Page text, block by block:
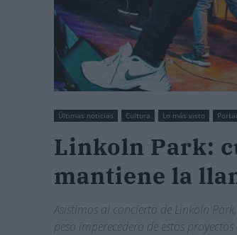
Últimas noticias Cultura Lo más visto
Linkoln Park:
mantiene la
Asistimos al concierto de Linkoln
peso imperecedero de estos